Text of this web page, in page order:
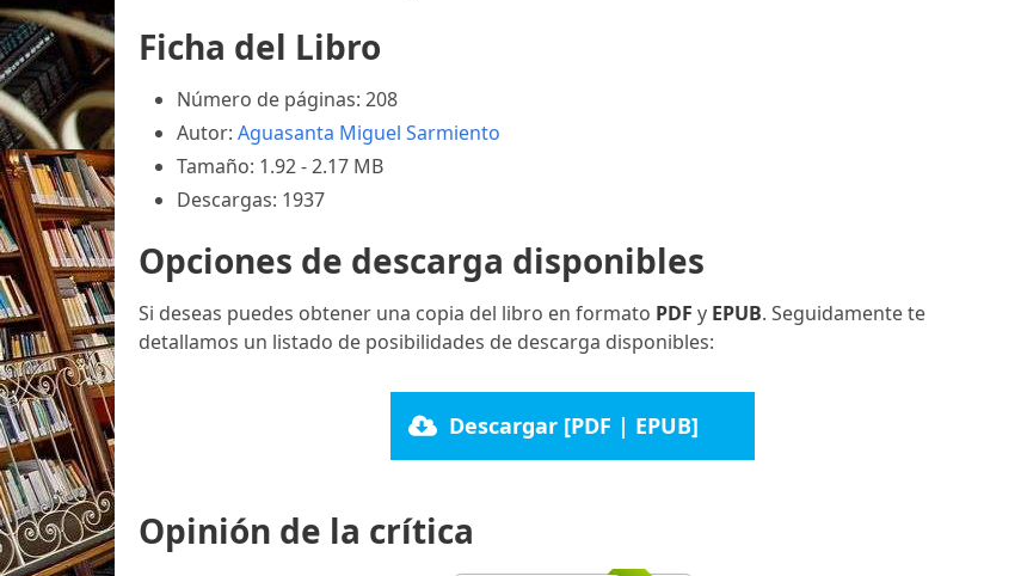
Ficha del Libro
Número de páginas: 208
Autor: Aguasanta Miguel Sarmiento
Tamaño: 1.92 - 2.17 MB
Descargas: 1937
Opciones de descarga disponibles
Si deseas puedes obtener una copia del libro en formato PDF y EPUB. Seguidamente te
detallamos un listado de posibilidades de descarga disponibles:
Descargar [PDF | EPUB]
Opinión de la crítica